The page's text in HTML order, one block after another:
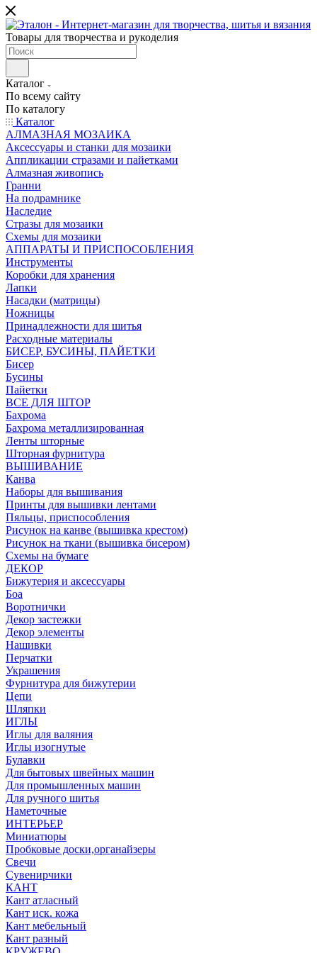
Товары для творчества и рукоделия
Каталог
По всему сайту
По каталогу
Каталог
АЛМАЗНАЯ МОЗАИКА
Аксессуары и станки для мозаики
Аппликации стразами и пайетками
Алмазная живопись
Гранни
На подрамнике
Наследие
Стразы для мозаики
Схемы для мозаики
АППАРАТЫ И ПРИСПОСОБЛЕНИЯ
Инструменты
Коробки для хранения
Лапки
Насадки (матрицы)
Ножницы
Принадлежности для шитья
Расходные материалы
БИСЕР, БУСИНЫ, ПАЙЕТКИ
Бисер
Бусины
Пайетки
ВСЕ ДЛЯ ШТОР
Бахрома
Бахрома металлизированная
Ленты шторные
Шторная фурнитура
ВЫШИВАНИЕ
Канва
Наборы для вышивания
Принты для вышивки лентами
Пяльцы, приспособления
Рисунок на канве (вышивка крестом)
Рисунок на ткани (вышивка бисером)
Схемы на бумаге
ДЕКОР
Бижутерия и аксессуары
Боа
Воротнички
Декор застежки
Декор элементы
Нашивки
Перчатки
Украшения
Фурнитура для бижутерии
Цепи
Шляпки
ИГЛЫ
Иглы для валяния
Иглы изогнутые
Булавки
Для бытовых швейных машин
Для промышленных машин
Для ручного шитья
Наметочные
ИНТЕРЬЕР
Миниатюры
Пробковые доски,органайзеры
Свечи
Сувенирчики
КАНТ
Кант атласный
Кант иск. кожа
Кант мебельный
Кант разный